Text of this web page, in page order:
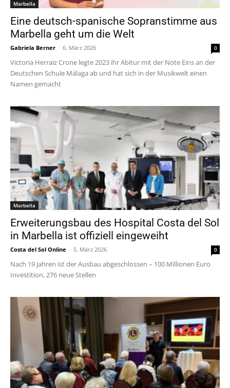
Marbella
Eine deutsch-spanische Sopranstimme aus
Marbella geht um die Welt
Gabriela Berner - 6. März 2026 0
Victoria Herraiz Crone legte 2023 ihr Abitur mit der Note Eins an der
Deutschen Schule Málaga ab und hat sich in der Musikwelt einen
Namen gemacht
Marbella
Erweiterungsbau des Hospital Costa del Sol
in Marbella ist offiziell eingeweiht
Costa del Sol Online - 5. März 2026 0
Nach 19 Jahren ist der Ausbau abgeschlossen – 100 Millionen Euro
Investition, 276 neue Stellen